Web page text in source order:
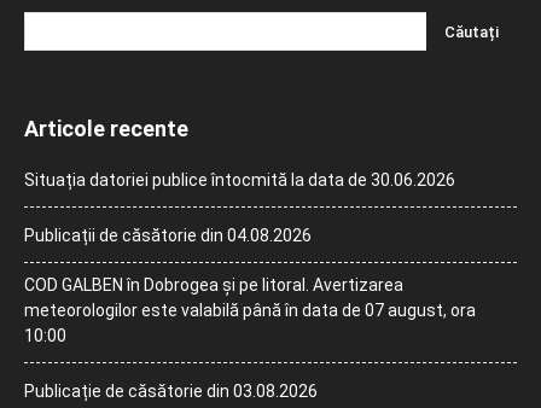
Articole recente
Situația datoriei publice întocmită la data de 30.06.2026
Publicații de căsătorie din 04.08.2026
COD GALBEN în Dobrogea și pe litoral. Avertizarea
meteorologilor este valabilă până în data de 07 august, ora
10:00
Publicație de căsătorie din 03.08.2026